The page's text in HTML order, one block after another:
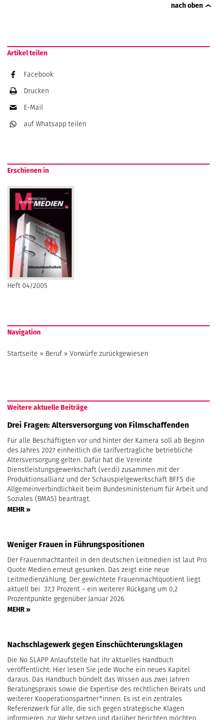
nach oben
Artikel teilen
Facebook
Drucken
E-Mail
auf Whatsapp teilen
Erschienen in
Heft 04/2005
Navigation
Startseite » Beruf» Vorwürfe zurückgewiesen
Weitere aktuelle Beiträge
Drei Fragen: Altersversorgung von Filmschaffenden
Für alle Beschäftigten vor und hinter der Kamera soll ab Beginn
des Jahres 2027 einheitlich die tarifvertragliche betriebliche
Altersversorgung gelten. Dafür hat die Vereinte
Dienstleistungsgewerkschaft (ver.di) zusammen mit der
Produktionsallianz und der Schauspielgewerkschaft BFFS die
Allgemeinverbindlichkeit beim Bundesministerium für Arbeit und
Soziales (BMAS) beantragt.
MEHR »
Weniger Frauen in Führungspositionen
Der Frauenmachtanteil in den deutschen Leitmedien ist laut Pro
Quote Medien erneut gesunken. Das zeigt eine neue
Leitmedienzählung. Der gewichtete Frauenmachtquotient liegt
aktuell bei 37,3 Prozent – ein weiterer Rückgang um 0,2
Prozentpunkte gegenüber Januar 2026.
MEHR »
Nachschlagewerk gegen Einschüchterungsklagen
Die No SLAPP Anlaufstelle hat ihr aktuelles Handbuch
veröffentlicht: Hier lesen Sie jede Woche ein neues Kapitel
daraus. Das Handbuch bündelt das Wissen aus zwei Jahren
Beratungspraxis sowie die Expertise des rechtlichen Beirats und
weiterer Kooperationspartner*innen. Es ist ein zentrales
Referenzwerk für alle, die sich gegen strategische Klagen
informieren, zur Wehr setzen und darüber berichten möchten.